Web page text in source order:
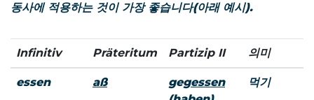
동사에 적용하는 것이 가장 좋습니다(아래 예시).
Infinitiv Präteritum Partizip II 의미
essen aß gegessen
먹기